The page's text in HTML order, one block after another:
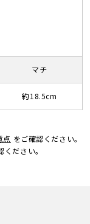
マチ
約18.5cm
点 をご確認ください。
ください。